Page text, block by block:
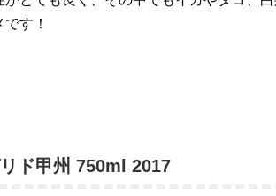
す！
ド甲州 750ml 2017